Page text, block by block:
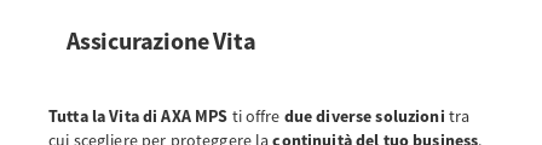
Assicurazione Vita
Tutta la Vita di AXA MPS ti offre due diverse soluzioni tra
cui scegliere per proteggere lacontinuità del tuo business.